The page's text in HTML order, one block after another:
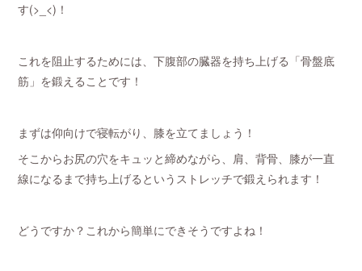
す(>_<)！
これを阻止するためには、下腹部の臓器を持ち上げる「骨盤底
筋」を鍛えることです！
まずは仰向けで寝転がり、膝を立てましょう！
そこからお尻の穴をキュッと締めながら、肩、背骨、膝が一直
線になるまで持ち上げるというストレッチで鍛えられます！
どうですか？これから簡単にできそうですよね！